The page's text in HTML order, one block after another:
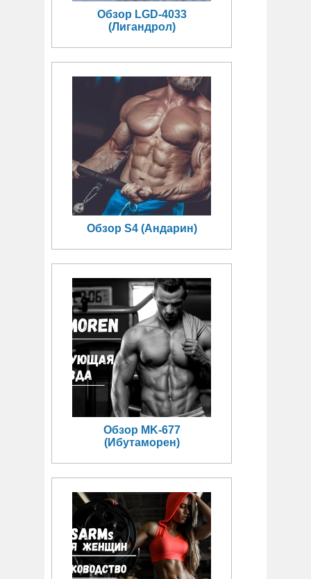
Обзор LGD-4033
(Лигандрол)
Обзор S4 (Андарин)
Обзор MK-677
(Ибутаморен)